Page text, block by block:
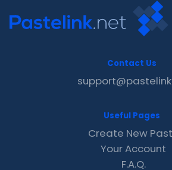
Contact Us
Useful Pages
Create New
Your Account
F.A.Q.